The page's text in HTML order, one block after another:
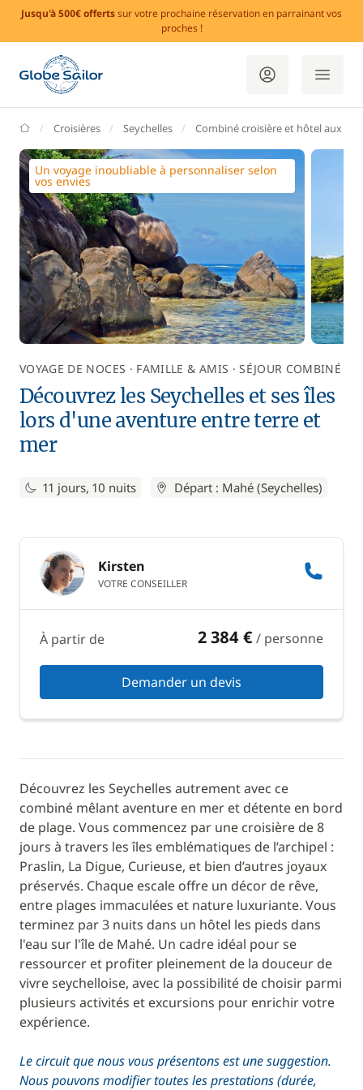
Jusqu'à 500€ offertssur votre prochaine réservation en parrainant vos
proches !
GlobeSailor
Croisières Seychelles Combiné croisière et hôtel aux
Un voyage inoubliable à personnaliser selon
vos envies
VOYAGE DE NOCES FAMILLE & AMIS SÉJOUR COMBINÉ
Découvrez les Seychelles et ses îles
lors d'une aventure entre terre et
mer
11 jours, 10 nuits Départ : Mahé (Seychelles)
Kirsten
VOTRE CONSEILLER
À partir de 2 384 €/ personne
Demander un devis
Découvrez les Seychelles autrement avec ce
combiné mêlant aventure en mer et détente en bord
de plage. Vous commencez par une croisière de 8
jours à travers les îles emblématiques de l’archipel :
Praslin, La Digue, Curieuse, et bien d’autres joyaux
préservés. Chaque escale offre un décor de rêve,
entre plages immaculées et nature luxuriante. Vous
terminez par 3 nuits dans un hôtel les pieds dans
l'eau sur l'île de Mahé. Un cadre idéal pour se
ressourcer et profiter pleinement de la douceur de
vivre seychelloise, avec la possibilité de choisir parmi
plusieurs activités et excursions pour enrichir votre
expérience.
Le circuit que nous vous présentons est une suggestion.
Nous pouvons modifier toutes les prestations (durée,